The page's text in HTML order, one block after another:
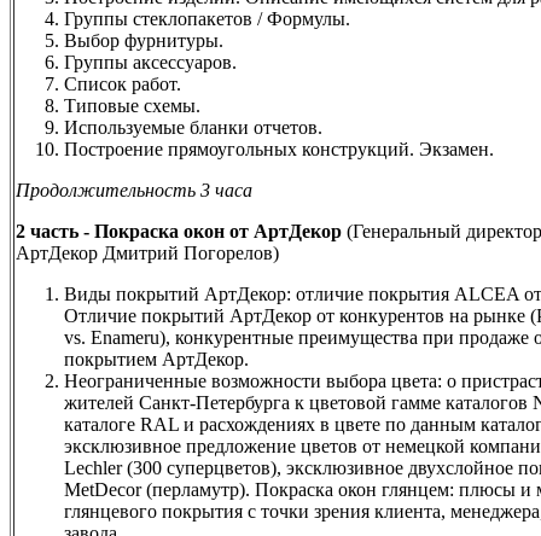
Группы стеклопакетов / Формулы.
Выбор фурнитуры.
Группы аксессуаров.
Список работ.
Типовые схемы.
Используемые бланки отчетов.
Построение прямоугольных конструкций. Экзамен.
Продолжительность 3 часа
2 часть - Покраска окон от АртДекор (Генеральный директор
АртДекор Дмитрий Погорелов)
Виды покрытий АртДекор: отличие покрытия ALCEA
Отличие покрытий АртДекор от конкурентов на рынке
vs. Enameru), конкурентные преимущества при продаже
покрытием АртДекор.
Неограниченные возможности выбора цвета: о
жителей Санкт-Петербурга к цветовой гамме каталогов
каталоге RAL и расхождениях в цвете по данным
эксклюзивное предложение цветов от немецкой
Lechler (300 суперцветов), эксклюзивное двухслойное
MetDecor (перламутр). Покраска окон глянцем: плюсы и
глянцевого покрытия с точки зрения клиента,